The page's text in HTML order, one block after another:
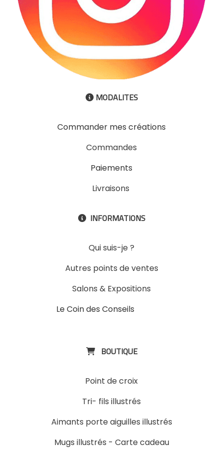
 MODALITES
Commander mes créations
Commandes
Paiements
Livraisons
 INFORMATIONS
Qui suis-je ?
Autres points de ventes
Salons & Expositions
Le Coin des Conseils
 BOUTIQUE
Point de croix
Tri- fils illustrés
Aimants porte aiguilles illustrés
Mugs illustrés - Carte cadeau